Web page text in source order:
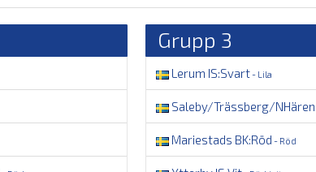
Grupp 3
Lerum IS:Svart- Lila
Saleby/Trässberg/
Mariestads BK:Röd - Röd